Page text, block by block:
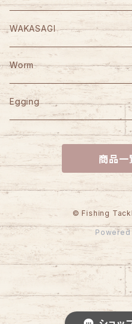
D-3 Custom Lure's
Jet Slow
VARIVAS
ORCA
M-AIRE
G-CRAFT
SEVEN-SENSE TR
SEVEN-SENSE SR
TIEMCO
Abu Garcia
SLP WORKS
STUDIO OCEAN MARK
NO LIMITS BLUE HEAVEN
BLUE HEAVEN
SEAFLOORCONTROL
Marfix
GOD HANDS
DAYSPROUT
INX.label
D-3 Custom Lure's
WooDream
Arbor
D-Bonito
Akiya
ITO CRAFT
Bowie
CALIBER
EMISHI CUSTOM SPOON
EMISHI
Balsa EMISHI
岡Craft
LT-12/21
ATラビット23
正宗20g
正宗27g
Salmon Goblin
Jackson
Athlete12SS
Athlete14SS
Athlete＋105VG
Water Land
Jerk Sonic110F
Jerk Sonic90S
Birdy vib
Rapala
STUDIO OCEAN MARK
HOOK REMOVER 130S
HOOK REMOVER 165S
HN AE85EX-CORK
HN AE100EX-CORK
HN AC25 WOOD
HN AC30 WOOD
HN AC33 WOOD
HN AG37 WOOD
CAPS
KAID
SUBROC
LITTLE PRESENTS
WISE CUSTOM
Jackson
WAKASAGI
がまかつ
YGK
DAIWA
D-3 Custom Lure's
マルキュー
VARIVAS
桧原MAX穂先延長アダプター
OWNER
Worm
Berkley
Power Bait Max Scent
Saltwater Pulse Worm
Saltwater Crabby
Gulp! Sand Sardine 1.8inch
reins
Egging
YAMASHITA
ダートマックスTRZ
エギリーダートマックス
商品一
© Fishing
Powered